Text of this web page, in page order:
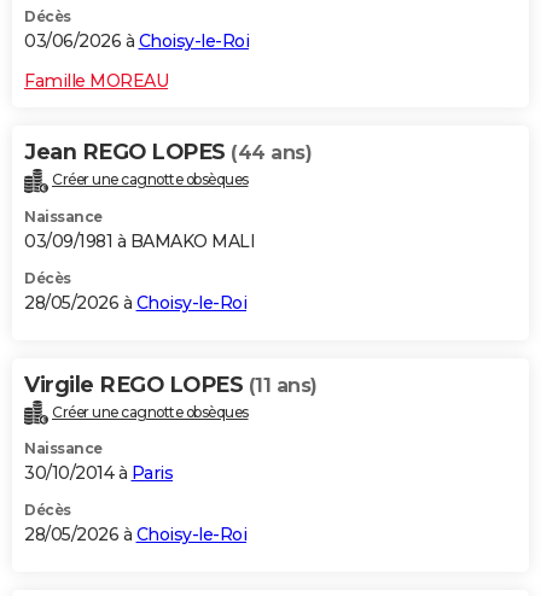
Décès
03/06/2026 à Choisy-le-Roi
Famille MOREAU
Jean REGO LOPES (44 ans)
Créer une cagnotte obsèques
Naissance
03/09/1981 à BAMAKO MALI
Décès
28/05/2026 à Choisy-le-Roi
Virgile REGO LOPES (11 ans)
Créer une cagnotte obsèques
Naissance
30/10/2014 à Paris
Décès
28/05/2026 à Choisy-le-Roi